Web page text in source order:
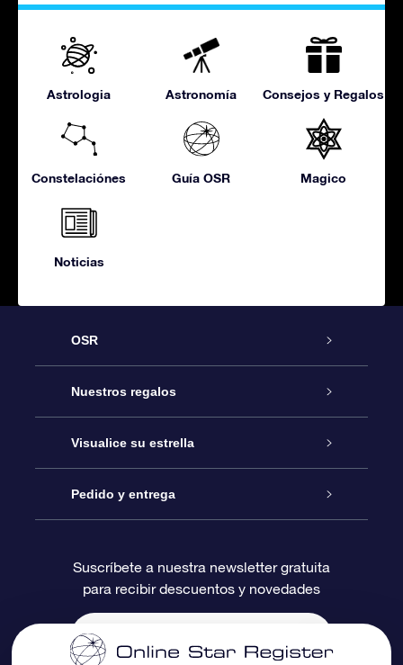
Astrologia Astronomía Consejos y Regalos
Constelaciónes Guía OSR Magico
Noticias
OSR
Atención
Contáctanos
Blog
Reseñas
Nuestros regalos
Regalo Estrella Online
Paquete de Regalo OSR
Tarjeta de Regalo OSR
Regalos empresariales
Visualice su estrella
Registro estelar
Página de Estrella Personalizada
Un Millón de Estrellas
Pedido y entrega
Información de Pago
Información de Envío
Suscríbete a nuestra newsletter gratuita
para recibir descuentos y novedades